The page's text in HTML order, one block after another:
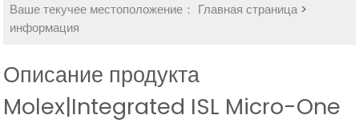
Ваше текучее местоположение： Главная страница>
информация
Описание продукта
Molex|Integrated ISL Micro-One